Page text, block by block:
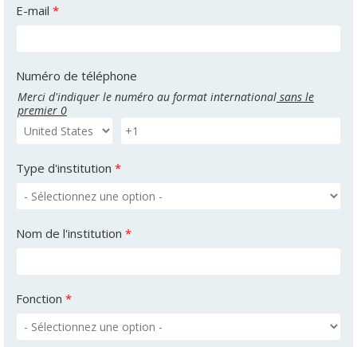
E-mail *
Numéro de téléphone
Merci d'indiquer le numéro au format international sans le
premier 0
Type d'institution *
Nom de l'institution *
Fonction *